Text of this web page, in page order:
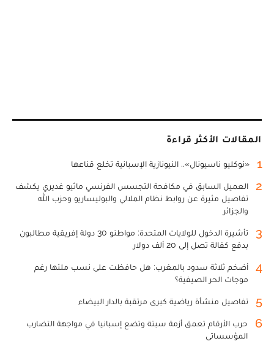
المقالات الأكثر قراءة
1 «نوكليو ناسيونال».. النيونازية الإسبانية تخلع قناعها
2
العميل السابق في مكافحة التجسس الفرنسي ماثيو غديري يكشف
تفاصيل مثيرة عن روابط نظام الملالي والبوليساريو وحزب الله
والجزائر
3
تأشيرة الدخول للولايات المتحدة: مواطنو 30 دولة إفريقية مطالبون
بدفع كفالة تصل إلى 20 ألف دولار
4
أضخم ثلاثة سدود بالمغرب: هل حافظت على نسب ملئها رغم
موجات الحر الصيفية؟
5 تفاصيل منشأة رياضية كبرى مرتقبة بالدار البيضاء
6
حرب الأرقام تعمق أزمة سبتة وتضع إسبانيا في مواجهة التضارب
المؤسساتي